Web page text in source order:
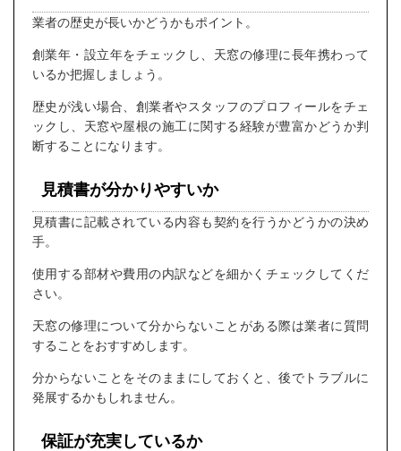
業者の歴史が長いかどうかもポイント。
創業年・設立年をチェックし、天窓の修理に長年携わって
いるか把握しましょう。
歴史が浅い場合、創業者やスタッフのプロフィールをチェ
ックし、天窓や屋根の施工に関する経験が豊富かどうか判
断することになります。
見積書が分かりやすいか
見積書に記載されている内容も契約を行うかどうかの決め
手。
使用する部材や費用の内訳などを細かくチェックしてくだ
さい。
天窓の修理について分からないことがある際は業者に質問
することをおすすめします。
分からないことをそのままにしておくと、後でトラブルに
発展するかもしれません。
保証が充実しているか